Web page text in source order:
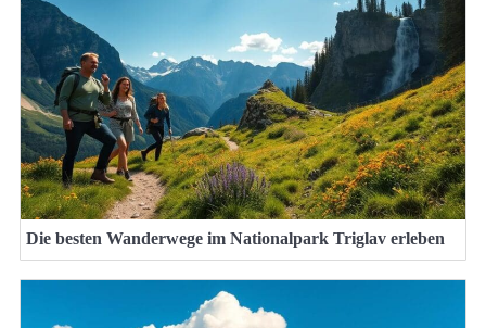
Die besten Wanderwege im Nationalpark Triglav erleben